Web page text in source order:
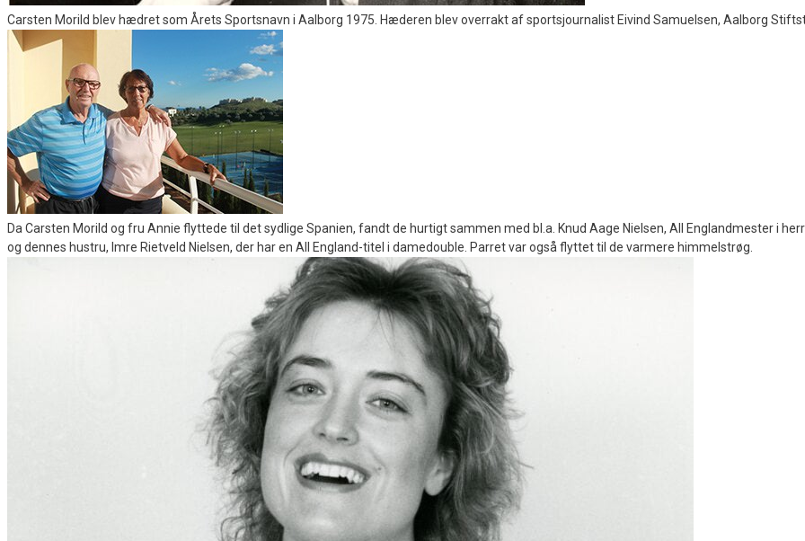
Carsten Morild blev hædret som Årets Sportsnavn i Aalborg 1975. Hæderen blev overrakt af sportsjournalist Eivind Samuelsen, Aalborg
Da Carsten Morild og fru Annie flyttede til det sydlige Spanien, fandt de hurtigt sammen med bl.a. Knud Aage Nielsen, All Englandmester i
og dennes hustru, Imre Rietveld Nielsen, der har en All England-titel i damedouble. Parret var også flyttet til de varmere himmelstrøg.